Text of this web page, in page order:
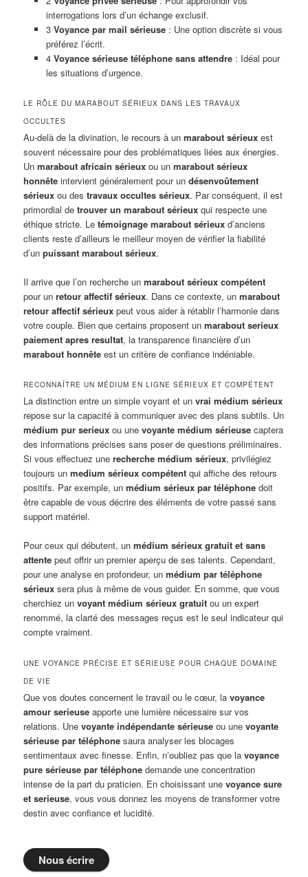
interrogations lors d’un échange exclusif.
3 Voyance par mail sérieuse: Une option discrète si vous
préférez l’écrit.
4 Voyance sérieuse téléphone sans attendre: Idéal pour
les situations d’urgence.
LE RÔLE DU MARABOUT SÉRIEUX DANS LES TRAVAUX
OCCULTES
Au-delà de la divination, le recours à unmarabout sérieux est
souvent nécessaire pour des problématiques liées aux énergies.
Unmarabout africain sérieux ou unmarabout sérieux
honnête intervient généralement pour undésenvoûtement
sérieux ou destravaux occultes sérieux. Par conséquent, il est
primordial detrouver un marabout sérieux qui respecte une
éthique stricte. Letémoignage marabout sérieux d’anciens
clients reste d’ailleurs le meilleur moyen de vérifier la fiabilité
d’unpuissant marabout sérieux.
Il arrive que l’on recherche unmarabout sérieux compétent
pour unretour affectif sérieux. Dans ce contexte, unmarabout
retour affectif sérieux peut vous aider à rétablir l’harmonie dans
votre couple. Bien que certains proposent unmarabout serieux
paiement apres resultat, la transparence financière d’un
marabout honnête est un critère de confiance indéniable.
RECONNAÎTRE UN MÉDIUM EN LIGNE SÉRIEUX ET COMPÉTENT
La distinction entre un simple voyant et unvrai médium sérieux
repose sur la capacité à communiquer avec des plans subtils. Un
médium pur serieux ou unevoyante médium sérieuse captera
des informations précises sans poser de questions préliminaires.
Si vous effectuez unerecherche médium sérieux, privilégiez
toujours unmedium sérieux compétent qui affiche des retours
positifs. Par exemple, unmédium sérieux par téléphone doit
être capable de vous décrire des éléments de votre passé sans
support matériel.
Pour ceux qui débutent, unmédium sérieux gratuit et sans
attente peut offrir un premier aperçu de ses talents. Cependant,
pour une analyse en profondeur, unmédium par téléphone
sérieux sera plus à même de vous guider. En somme, que vous
cherchiez unvoyant médium sérieux gratuit ou un expert
renommé, la clarté des messages reçus est le seul indicateur qui
compte vraiment.
UNE VOYANCE PRÉCISE ET SÉRIEUSE POUR CHAQUE DOMAINE
DE VIE
Que vos doutes concernent le travail ou le cœur, lavoyance
amour serieuse apporte une lumière nécessaire sur vos
relations. Unevoyante indépendante sérieuse ou unevoyante
sérieuse par téléphone saura analyser les blocages
sentimentaux avec finesse. Enfin, n’oubliez pas que lavoyance
pure sérieuse par téléphone demande une concentration
intense de la part du praticien. En choisissant unevoyance sure
et serieuse, vous vous donnez les moyens de transformer votre
destin avec confiance et lucidité.
Nous écrire